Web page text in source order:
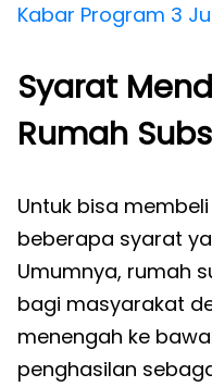
Kabar Program 3
Syarat
Rumah
Untuk bisa
beberapa syarat
Umumnya, rumah
bagi masyarakat
menengah ke
penghasilan